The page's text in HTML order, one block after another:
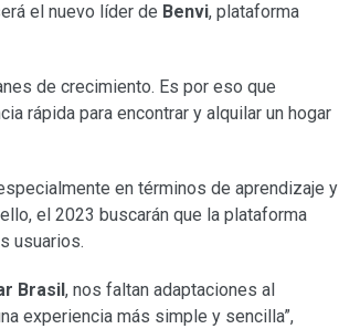
el nuevo líder de Benvi, plataforma
de crecimiento. Es por eso que
rápida para encontrar y alquilar un hogar
en términos de aprendizaje y
el 2023 buscarán que la plataforma
usuarios.
Brasil , nos faltan adaptaciones al
experiencia más simple y sencilla”,